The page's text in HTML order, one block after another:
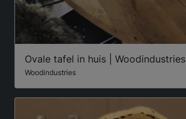
Ovale tafel in huis | Woodindustries
Woodindustries